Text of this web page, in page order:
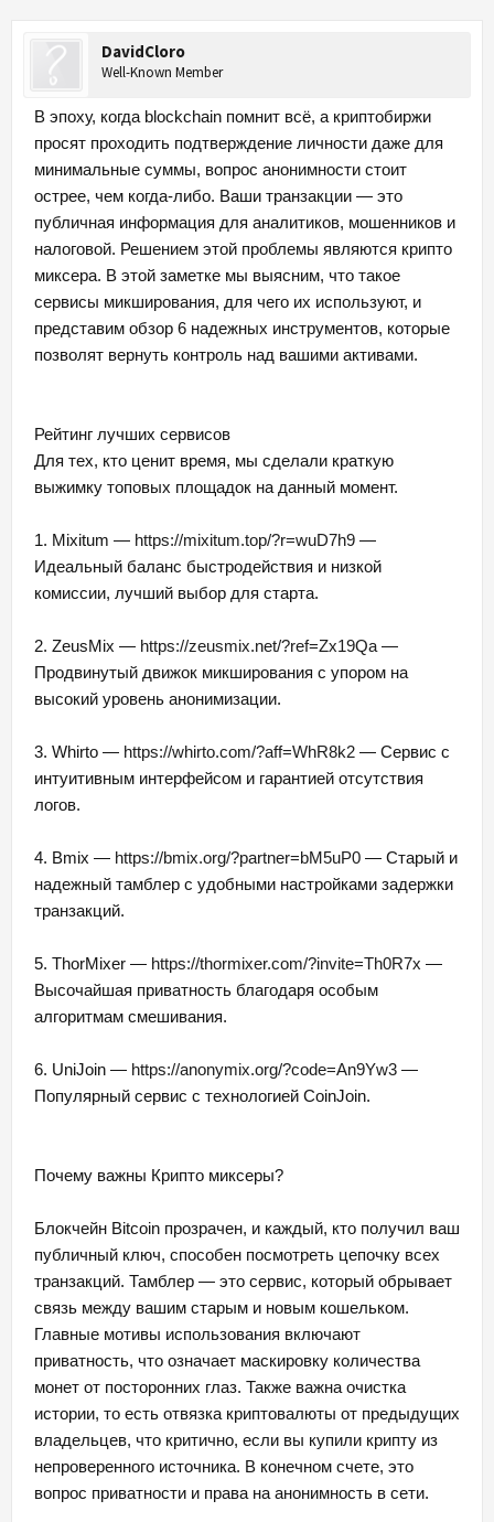
DavidCloro
Well-Known Member
В эпоху, когда blockchain помнит всё, а криптобиржи
просят проходить подтверждение личности даже для
минимальные суммы, вопрос анонимности стоит
острее, чем когда-либо. Ваши транзакции — это
публичная информация для аналитиков, мошенников и
налоговой. Решением этой проблемы являются крипто
миксера. В этой заметке мы выясним, что такое
сервисы микширования, для чего их используют, и
представим обзор 6 надежных инструментов, которые
позволят вернуть контроль над вашими активами.
Рейтинг лучших сервисов
Для тех, кто ценит время, мы сделали краткую
выжимку топовых площадок на данный момент.
1. Mixitum — https://mixitum.top/?r=wuD7h9 —
Идеальный баланс быстродействия и низкой
комиссии, лучший выбор для старта.
2. ZeusMix — https://zeusmix.net/?ref=Zx19Qa —
Продвинутый движок микширования с упором на
высокий уровень анонимизации.
3. Whirto — https://whirto.com/?aff=WhR8k2 — Сервис с
интуитивным интерфейсом и гарантией отсутствия
логов.
4. Bmix — https://bmix.org/?partner=bM5uP0 — Старый и
надежный тамблер с удобными настройками задержки
транзакций.
5. ThorMixer — https://thormixer.com/?invite=Th0R7x —
Высочайшая приватность благодаря особым
алгоритмам смешивания.
6. UniJoin — https://anonymix.org/?code=An9Yw3 —
Популярный сервис с технологией CoinJoin.
Почему важны Крипто миксеры?
Блокчейн Bitcoin прозрачен, и каждый, кто получил ваш
публичный ключ, способен посмотреть цепочку всех
транзакций. Тамблер — это сервис, который обрывает
связь между вашим старым и новым кошельком.
Главные мотивы использования включают
приватность, что означает маскировку количества
монет от посторонних глаз. Также важна очистка
истории, то есть отвязка криптовалюты от предыдущих
владельцев, что критично, если вы купили крипту из
непроверенного источника. В конечном счете, это
вопрос приватности и права на анонимность в сети.